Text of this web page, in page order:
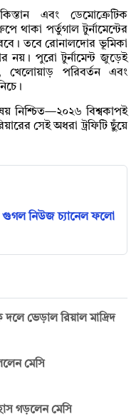
এবং ডেমোক্রেটিক
থাকা পর্তুগাল টুর্নামেন্টের
তবে রোনালদোর ভূমিকা
নয়। পুরো টুর্নামেন্ট জুড়েই
খেলোয়াড় পরিবর্তন এবং
নিশ্চিত—২০২৬ বিশ্বকাপই
সেই অধরা ট্রফিটি ছুঁয়ে
নিউজ চ্যানেল ফলো
ভেড়াল রিয়াল মাদ্রিদ
মেসি
গড়লেন মেসি